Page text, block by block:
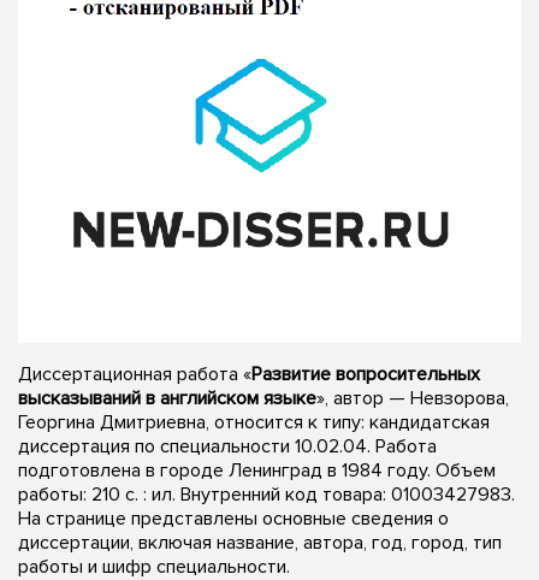
Диссертационная работа «Развитие вопросительных
высказываний в английском языке», автор — Невзорова,
Георгина Дмитриевна, относится к типу: кандидатская
диссертация по специальности 10.02.04. Работа
подготовлена в городе Ленинград в 1984 году. Объем
работы: 210 c. : ил. Внутренний код товара: 01003427983.
На странице представлены основные сведения о
диссертации, включая название, автора, год, город, тип
работы и шифр специальности.